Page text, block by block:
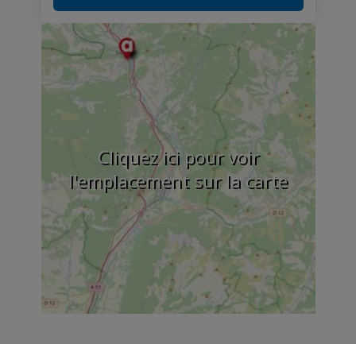
Cliquez ici pour voir
l'emplacement sur la carte